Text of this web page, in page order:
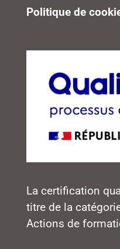
Politique de
La certification
titre de la
Actions de